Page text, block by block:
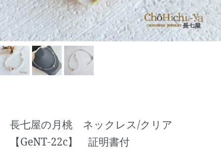
長七屋の月桃 ネックレス/クリア
【GeNT-22c】 証明書付